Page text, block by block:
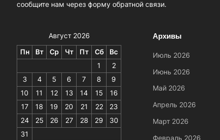
сообщите нам через форму обратной связи.
Август 2026
Пн Вт Ср Чт Пт Сб
Вс
1
2
3
4 5 6 7 8
9
10
11 12 13 14 15
16
17
18 19 20 21 22
23
24
25 26 27 28 29
30
31
Архивы
Июль 2026
Июнь 2026
Май 2026
Апрель 2026
Март 2026
Февраль 2026